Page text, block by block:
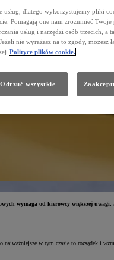
wymaga od kierowcy większej
w tym czasie to rozsądek i
usług, dlatego wykorzystujemy pliki
Pomagają one nam zrozumieć Twoje
usług i narzędzi osób trzecich, a
nie wyrażasz na to zgody, możesz
Polityce plików cookie.
Odrzuć wszystkie